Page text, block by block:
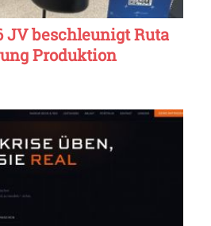
JV beschleunigt Ruta
Produktion